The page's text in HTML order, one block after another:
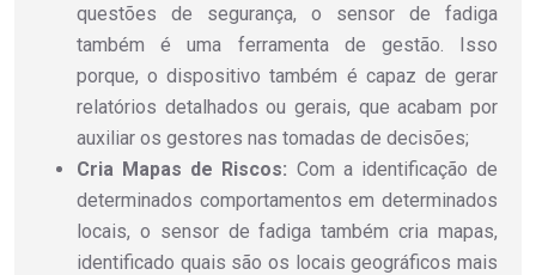
questões de segurança, o sensor de fadiga
também é uma ferramenta de gestão. Isso
porque, o dispositivo também é capaz de gerar
relatórios detalhados ou gerais, que acabam por
auxiliar os gestores nas tomadas de decisões;
Cria Mapas de Riscos: Com a identificação de
determinados comportamentos em determinados
locais, o sensor de fadiga também cria mapas,
identificado quais são os locais geográficos mais